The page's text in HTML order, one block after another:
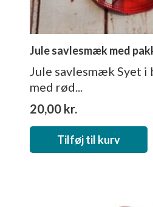
Jule savlesmæk med
Jule savlesmæk Syet i
med rød...
20,00 kr.
Tilføj til kurv